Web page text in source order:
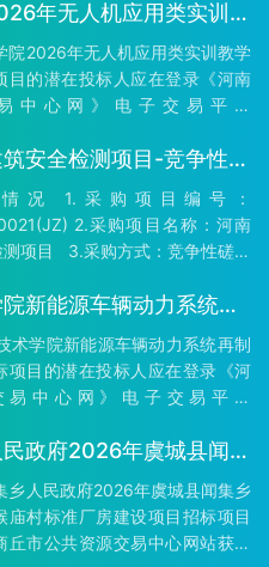
09时00分（北京时间）前递交
项目名称：郑州大学第三附属
院）腔镜内窥镜单孔手术系统项
公开招标 4、预算金额：
河南技师学院2026年无人机应用类实训教学设备更新项目-公开招标公告
院2026年无人机应用类实训教学
目的潜在投标人应在登录《河南
中心网》电子交易平台
月17日09时00分（北京时间）
898 2、项目名称：河南技师学
类实训教学设备更新项目 3、采
预算金额：5,170,000.00元 最
河南大学国保建筑安全检测项目-竞争性磋商公告
况 1.采购项目编号：
2.采购项目名称：河南
测项目 3.采购方式：竞争性磋商
内容：河南大学国保建筑安全
护范围内及建控地带中涉及的文
建筑进行安全检测，具体详见采
需求”； 5.2质量要求：符合国家
河南职业技术学院新能源车辆动力系统再制造创新中心项目-公开招标公告
术学院新能源车辆动力系统再制
项目的潜在投标人应在登录《河
中心网》电子交易平台
月11日09时00分（北京时间）
783 2、项目名称：河南职业技
力系统再制造创新中心项目 3、
4、预算金额：5,400,000.00元
虞城县闻集乡人民政府2026年虞城县闻集乡陈楼村、陈庄村及候庙村标准厂房建设项目-竞争性磋商公告
乡人民政府2026年虞城县闻集乡
庙村标准厂房建设项目招标项目
丘市公共资源交易中心网站获取